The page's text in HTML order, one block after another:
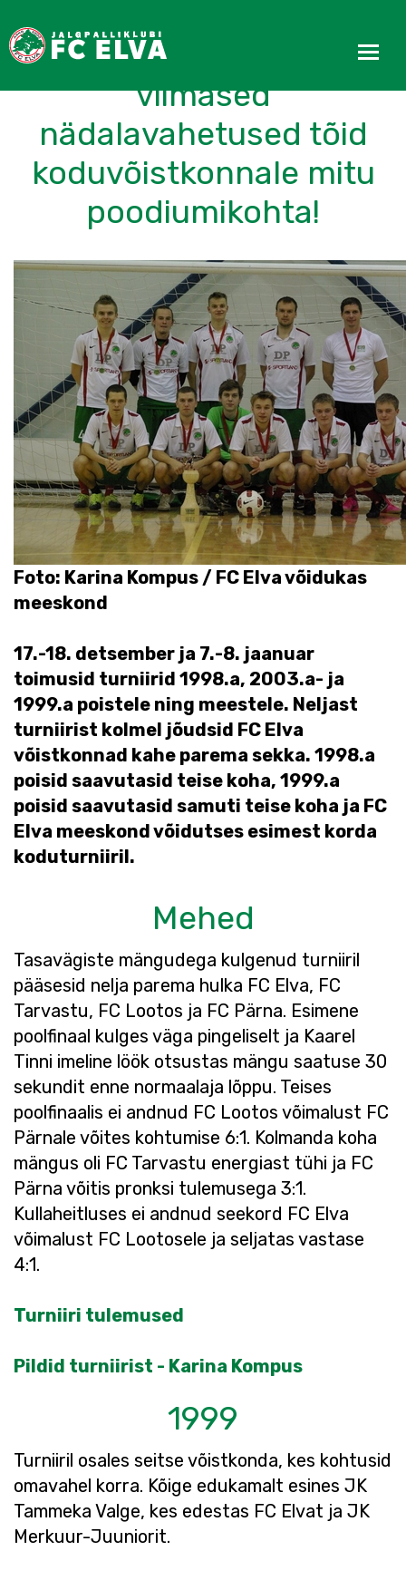
FC Elva Indoor Cup´i
viimased
nädalavahetused tõid
koduvõistkonnale mitu
poodiumikohta!
Foto: Karina Kompus / FC Elva võidukas
meeskond
17.-18. detsember ja 7.-8. jaanuar
toimusid turniirid 1998.a, 2003.a- ja
1999.a poistele ning meestele. Neljast
turniirist kolmel jõudsid FC Elva
võistkonnad kahe parema sekka. 1998.a
poisid saavutasid teise koha, 1999.a
poisid saavutasid samuti teise koha ja FC
Elva meeskond võidutses esimest korda
koduturniiril.
Mehed
Tasavägiste mängudega kulgenud turniiril
pääsesid nelja parema hulka FC Elva, FC
Tarvastu, FC Lootos ja FC Pärna. Esimene
poolfinaal kulges väga pingeliselt ja Kaarel
Tinni imeline löök otsustas mängu saatuse 30
sekundit enne normaalaja lõppu. Teises
poolfinaalis ei andnud FC Lootos võimalust FC
Pärnale võites kohtumise 6:1. Kolmanda koha
mängus oli FC Tarvastu energiast tühi ja FC
Pärna võitis pronksi tulemusega 3:1.
Kullaheitluses ei andnud seekord FC Elva
võimalust FC Lootosele ja seljatas vastase
4:1.
Turniiri tulemused
Pildid turniirist - Karina Kompus
1999
Turniiril osales seitse võistkonda, kes kohtusid
omavahel korra. Kõige edukamalt esines JK
Tammeka Valge, kes edestas FC Elvat ja JK
Merkuur-Juuniorit.